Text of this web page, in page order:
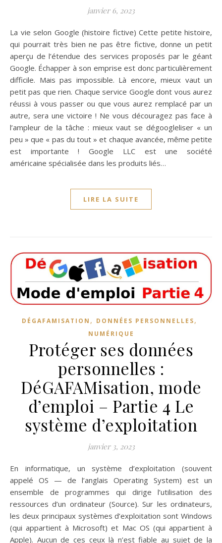
janvier 6, 2023
La vie selon Google (histoire fictive) Cette petite histoire,
qui pourrait très bien ne pas être fictive, donne un petit
aperçu de l’étendue des services proposés par le géant
Google. Échapper à son emprise est donc particulièrement
difficile. Mais pas impossible. Là encore, mieux vaut un
petit pas que rien. Chaque service Google dont vous aurez
réussi à vous passer ou que vous aurez remplacé par un
autre, sera une victoire ! Ne vous découragez pas face à
l’ampleur de la tâche : mieux vaut se dégoogleliser « un
peu » que « pas du tout » et chaque avancée, même petite
est importante ! Google LLC est une société
américaine spécialisée dans les produits liés…
LIRE LA SUITE
DÉGAFAMISATION , DONNÉES PERSONNELLES,
NUMÉRIQUE
Protéger ses données
personnelles :
DéGAFAMisation, mode
d’emploi – Partie 4 Le
système d’exploitation
janvier 3, 2023
En informatique, un système d’exploitation (souvent
appelé OS — de l’anglais Operating System) est un
ensemble de programmes qui dirige l’utilisation des
ressources d’un ordinateur (Source). Sur les ordinateurs,
les deux principaux systèmes d’exploitation sont Windows
(qui appartient à Microsoft) et Mac OS (qui appartient à
Apple). Aucun de ces ceux là n’est fiable au sujet de la